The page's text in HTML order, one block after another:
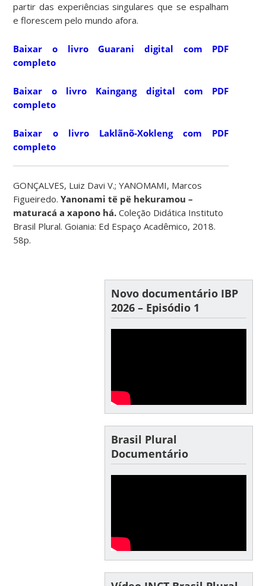
partir das experiências singulares que se espalham
e florescem pelo mundo afora.
Baixar o livro Guarani digital com PDF
completo
Baixar o livro Kaingang digital com PDF
completo
Baixar o livro Laklãnõ-Xokleng com PDF
completo
GONÇALVES, Luiz Davi V.; YANOMAMI, Marcos
Figueiredo.Yanonami të pë hekuramou –
maturacá a xapono há. Coleção Didática Instituto
Brasil Plural. Goiania: Ed Espaço Acadêmico, 2018.
58p.
Novo documentário IBP
2026 – Episódio 1
Brasil Plural
Documentário